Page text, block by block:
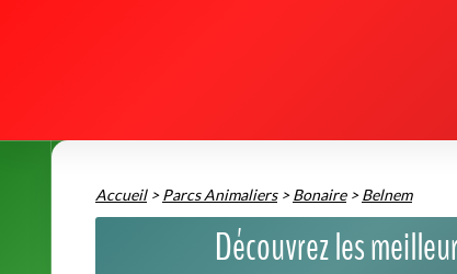
Accueil>Parcs Animaliers>Bonaire>Belnem
Découvrez les